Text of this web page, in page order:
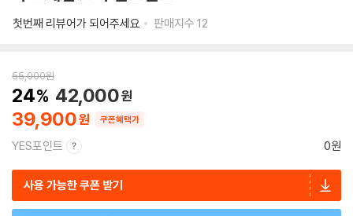
첫번째 리뷰어가 되어주세요 판매지수 12
55,000원
39,900
24 42,000
쿠폰혜택가
YES포인트 0원
사용 가능한 쿠폰 받기